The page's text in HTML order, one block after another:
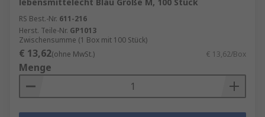
RS Best.-Nr. 611-216
Herst. Teile-Nr. GP1013
Zwischensumme (1 Box mit 100 Stück)
€ 13,62(ohne MwSt.) € 13,62/Box
Menge